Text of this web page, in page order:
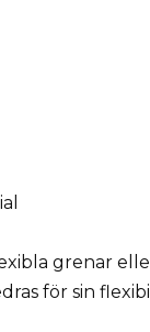
grenar
för sin